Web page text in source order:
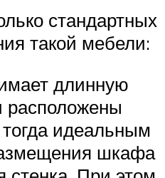
стандартных
такой мебели:
длинную
расположены
идеальным
шкафа